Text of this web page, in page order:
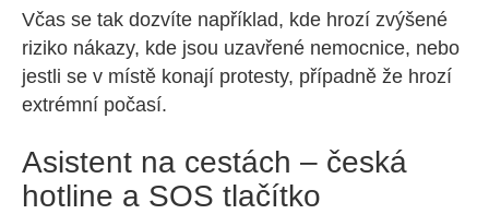
Včas se tak dozvíte například, kde hrozí zvýšené
riziko nákazy, kde jsou uzavřené nemocnice, nebo
jestli se v místě konají protesty, případně že hrozí
extrémní počasí.
Asistent na cestách – česká
hotline a SOS tlačítko